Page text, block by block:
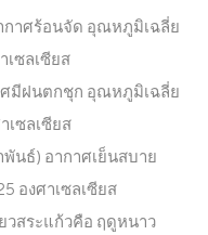
าศร้อนจัด อุณหภูมิเฉลี่ย
เซลเซียส
มีฝนตกชุก อุณหภูมิเฉลี่ย
เซลเซียส
นธ์) อากาศเย็นสบาย
องศาเซลเซียส
วสระแก้วคือ ฤดูหนาว